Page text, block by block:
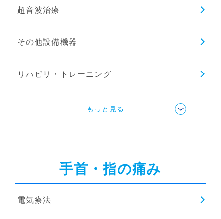
超音波治療
その他設備機器
リハビリ・トレーニング
インソール
もっと見る
手首・指の痛み
電気療法